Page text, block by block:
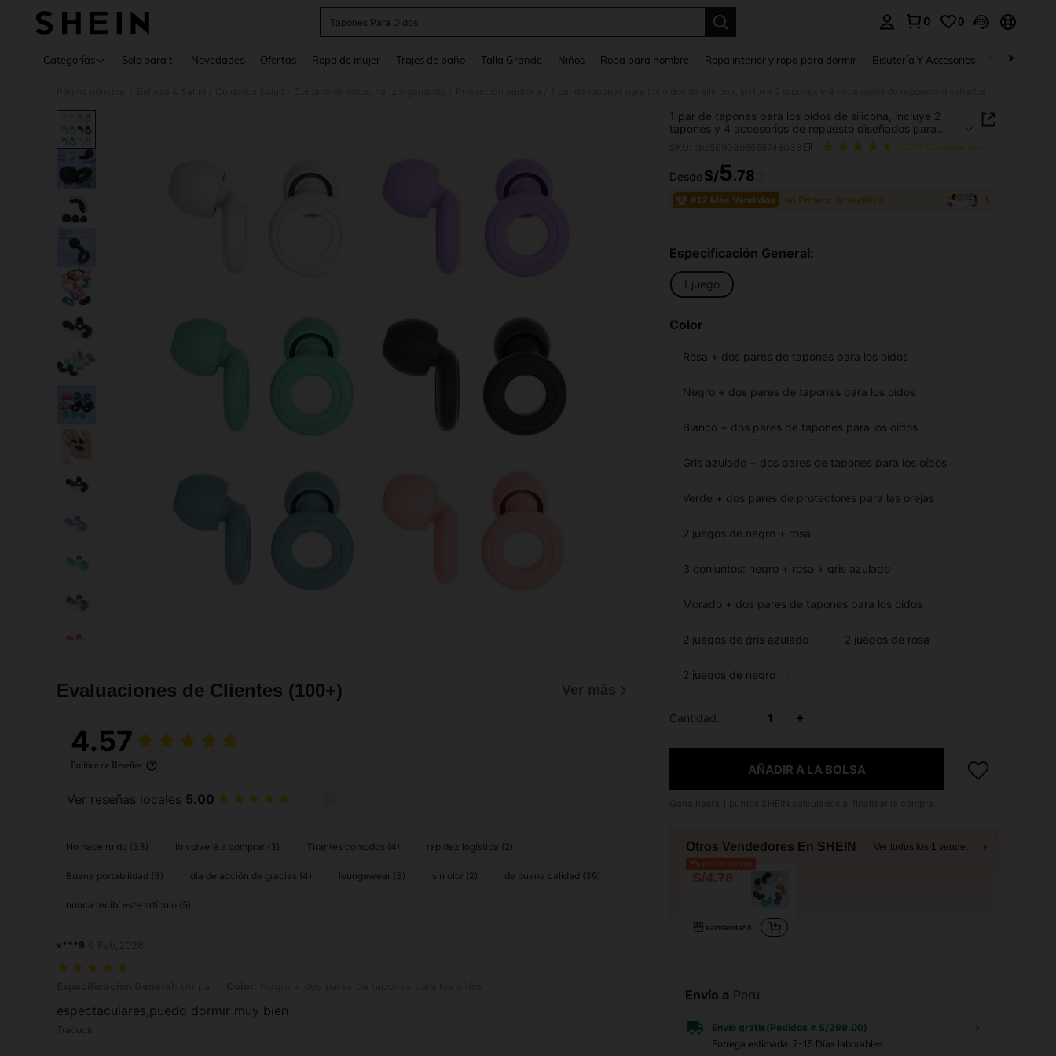
Tapones Para Oidos
0 0
Categorías Solo para ti Novedades Ofertas Ropa de mujer Trajes de baño Talla Grande Niños Ropa para hombre Ropa interior y ropa para dormir Bisutería Y Accesorios Zapatos
Evaluaciones de Clientes (100+) Ver más
4.57
Política de Reseñas
Ver reseñas locales 5.00
No hace ruido (33) lo volveré a comprar (3) Tirantes cómodos (4) rapidez logística (2)
Buena portabilidad (3) día de acción de gracias (4) loungewear (3) sin olor (2) de buena calidad (39)
nunca recibí este artículo (5)
v***9
espectaculares,puedo dormir muy bien
Traducir
1 par de tapones para los oídos de silicona, incluye 2
tapones y 4 accesorios de repuesto diseñados para
dormir y aislamiento del sonido sin dañar los oídos.
Tapones para la prevención del ruido nocturno y
aislamiento del sonido de los ronquidos. Suaves,
sedosos, ergonómicos y no irritantes
(100+ Comentarios)
PRICE AND AVAILABILITY
Desde S/5.78
#12 Más Vendidos en Protección auditiva
Especificación General:
1 juego
Color
Rosa + dos pares de tapones para los oídos
Negro + dos pares de tapones para los oídos
Blanco + dos pares de tapones para los oídos
Gris azulado + dos pares de tapones para los oídos
Verde + dos pares de protectores para las orejas
2 juegos de negro + rosa
3 conjuntos: negro + rosa + gris azulado
Morado + dos pares de tapones para los oídos
2 juegos de gris azulado 2 juegos de rosa
2 juegos de negro
Cantidad:
AÑADIR A LA BOLSA
1
Otros Vendedores En SHEIN Ver todos los 1 vendedores
S/4.78
kaimianda88
Envío a Peru
Envío gratis(Pedidos ≥ S/299.00)
Entrega estimada: 7-15 Días laborables